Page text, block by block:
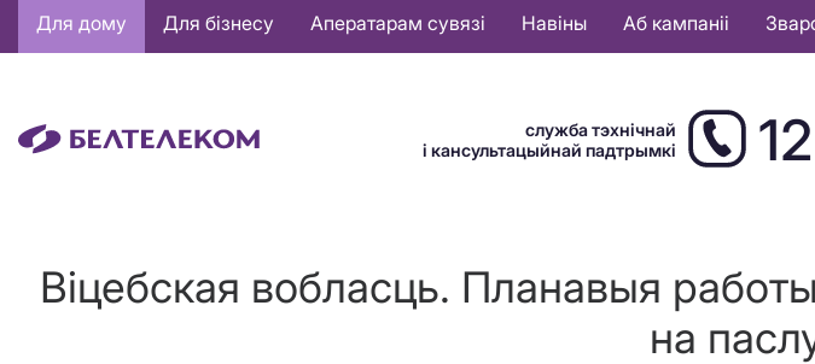
Основная
навигация
Для дому Для бізнесу Аператарам сувязі Навіны Аб кампаніі
служба тэхнічнай
і кансультацыйнай падтрымкі
Віцебская вобласць. Планавыя
на